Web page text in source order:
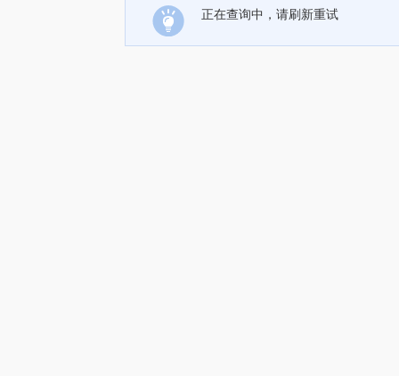
正在查询中，请刷新重试